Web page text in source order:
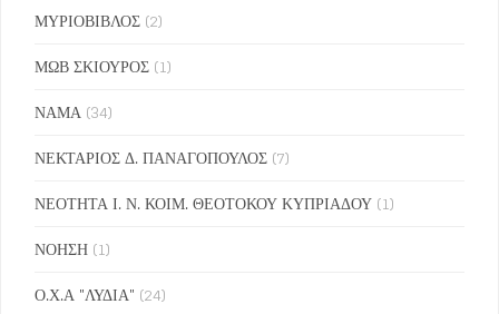
ΜΥΡΙΟΒΙΒΛΟΣ (2)
ΜΩΒ ΣΚΙΟΥΡΟΣ (1)
ΝΑΜΑ (34)
ΝΕΚΤΑΡΙΟΣ Δ. ΠΑΝΑΓΟΠΟΥΛΟΣ (7)
ΝΕΟΤΗΤΑ Ι. Ν. ΚΟΙΜ. ΘΕΟΤΟΚΟΥ ΚΥΠΡΙΑΔΟΥ (1)
ΝΟΗΣΗ (1)
Ο.Χ.Α "ΛΥΔΙΑ" (24)